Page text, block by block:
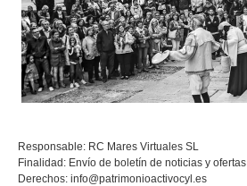
Responsable: RC Mares Virtuales SL
Finalidad: Envío de boletín de noticias y ofertas
Derechos: info@patrimonioactivocyl.es